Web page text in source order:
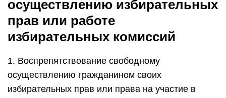
осуществлению избирательных
прав или работе
избирательных комиссий
1. Воспрепятствование свободному
осуществлению гражданином своих
избирательных прав или права на участие в